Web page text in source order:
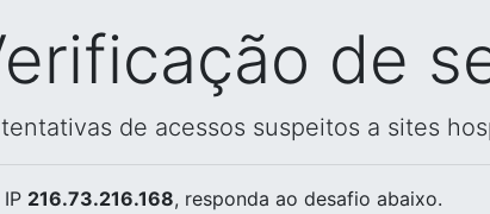
de
de acessos suspeitos a sites
216.73.216.168, responda ao desafio abaixo.